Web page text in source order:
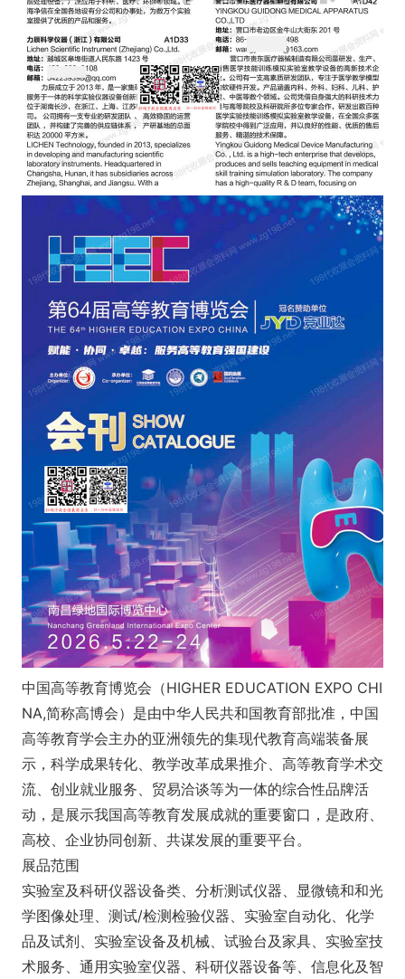
中国高等教育博览会（HIGHER EDUCATION EXPO CHI
NA,简称高博会）是由中华人民共和国教育部批准，中国
高等教育学会主办的亚洲领先的集现代教育高端装备展
示，科学成果转化、教学改革成果推介、高等教育学术交
流、创业就业服务、贸易洽谈等为一体的综合性品牌活
动，是展示我国高等教育发展成就的重要窗口，是政府、
高校、企业协同创新、共谋发展的重要平台。
展品范围
实验室及科研仪器设备类、分析测试仪器、显微镜和和光
学图像处理、测试/检测检验仪器、实验室自动化、化学
品及试剂、实验室设备及机械、试验台及家具、实验室技
术服务、通用实验室仪器、科研仪器设备等、信息化及智